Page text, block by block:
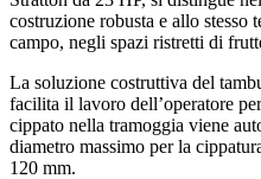
costruzione robusta e allo stesso
campo, negli spazi ristretti di
La soluzione costruttiva del
facilita il lavoro dell’operatore
cippato nella tramoggia viene
diametro massimo per la
120 mm.